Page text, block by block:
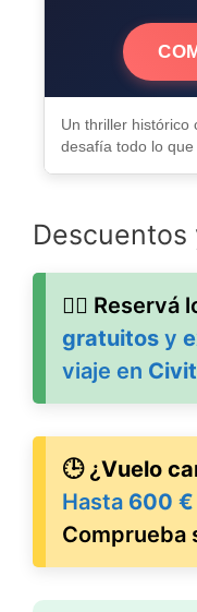
Un thriller histórico
desafía todo lo
🚶‍♂️ Reservá
gratuitos y
viaje en
🕒 ¿Vuelo
Hasta 600 €
Comprueba